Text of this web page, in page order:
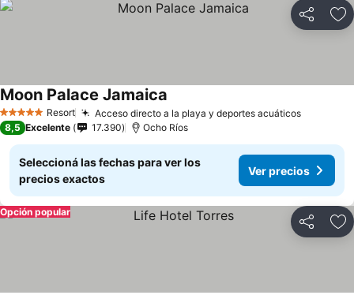
Compartir
5 Estrellas Resort Acceso directo a la playa y deportes acuáticos
Moon Palace Jamaica
8,5 Excelente 17.390 Ocho Ríos
Seleccioná las fechas para ver los
precios exactos
Ver precios
Compartir
Opción popular